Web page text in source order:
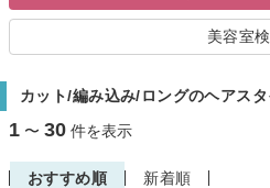
美容室
カット/編み込み/ロングのヘアス
1 〜 30 件を表示
おすすめ順 新着順